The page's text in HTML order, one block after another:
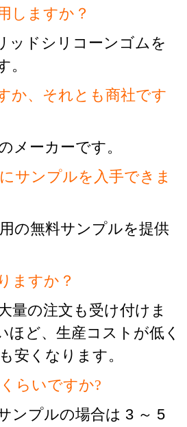
しますか？
ッドシリコーンゴムを
。
か、それとも商社です
メーカーです。
サンプルを入手できま
の無料サンプルを提供
ますか？
量の注文も受け付けま
ほど、生産コストが低く
安くなります。
らいですか?
ンプルの場合は 3 ～ 5